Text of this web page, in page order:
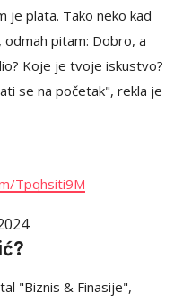
je plata. Tako neko kad
pitam: Dobro, a
Koje je tvoje iskustvo?
se na početak", rekla je
Tpqhsiti9M
"Biznis & Finasije",